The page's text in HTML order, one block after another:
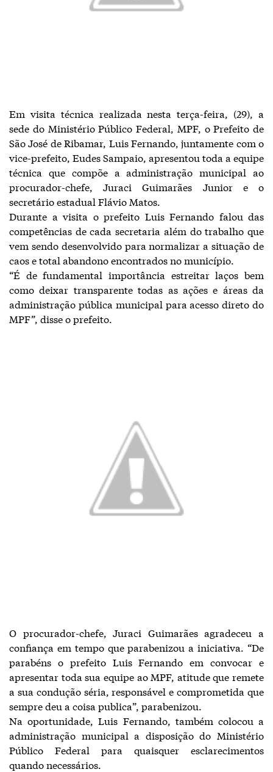
Em visita técnica realizada nesta terça-feira, (29), a
sede do Ministério Público Federal, MPF, o Prefeito de
São José de Ribamar, Luis Fernando, juntamente com o
vice-prefeito, Eudes Sampaio, apresentou toda a equipe
técnica que compõe a administração municipal ao
procurador-chefe, Juraci Guimarães Junior e o
secretário estadual Flávio Matos.
Durante a visita o prefeito Luis Fernando falou das
competências de cada secretaria além do trabalho que
vem sendo desenvolvido para normalizar a situação de
caos e total abandono encontrados no município.
“É de fundamental importância estreitar laços bem
como deixar transparente todas as ações e áreas da
administração pública municipal para acesso direto do
MPF”, disse o prefeito.
O procurador-chefe, Juraci Guimarães agradeceu a
confiança em tempo que parabenizou a iniciativa. “De
parabéns o prefeito Luis Fernando em convocar e
apresentar toda sua equipe ao MPF, atitude que remete
a sua condução séria, responsável e comprometida que
sempre deu a coisa publica”, parabenizou.
Na oportunidade, Luis Fernando, também colocou a
administração municipal a disposição do Ministério
Público Federal para quaisquer esclarecimentos
quando necessários.